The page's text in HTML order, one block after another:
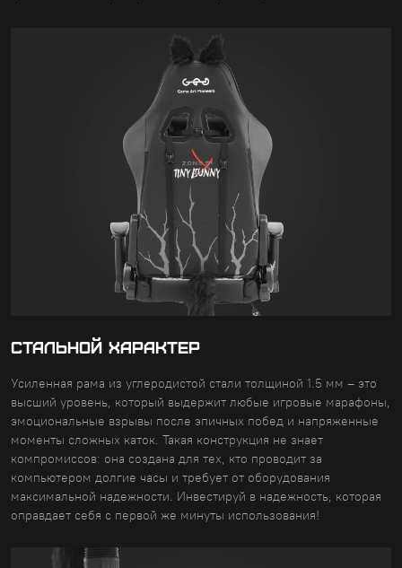
СТАЛЬНОЙ ХАРАКТЕР
Усиленная рама из углеродистой стали толщиной 1.5 мм – это
высший уровень, который выдержит любые игровые марафоны,
эмоциональные взрывы после эпичных побед и напряженные
моменты сложных каток. Такая конструкция не знает
компромиссов: она создана для тех, кто проводит за
компьютером долгие часы и требует от оборудования
максимальной надежности. Инвестируй в надежность, которая
оправдает себя с первой же минуты использования!